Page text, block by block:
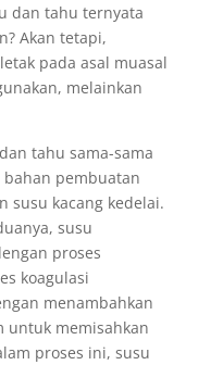
dan tahu ternyata
Akan tetapi,
pada asal muasal
melainkan
tahu sama-sama
bahan pembuatan
susu kacang kedelai.
susu
proses
koagulasi
menambahkan
untuk memisahkan
proses ini, susu